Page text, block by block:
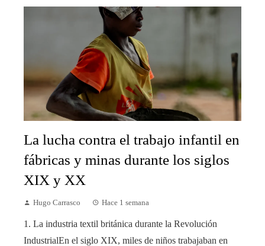
La lucha contra el trabajo infantil en
fábricas y minas durante los siglos
XIX y XX
Hugo Carrasco Hace 1 semana
1. La industria textil británica durante la Revolución
IndustrialEn el siglo XIX, miles de niños trabajaban en